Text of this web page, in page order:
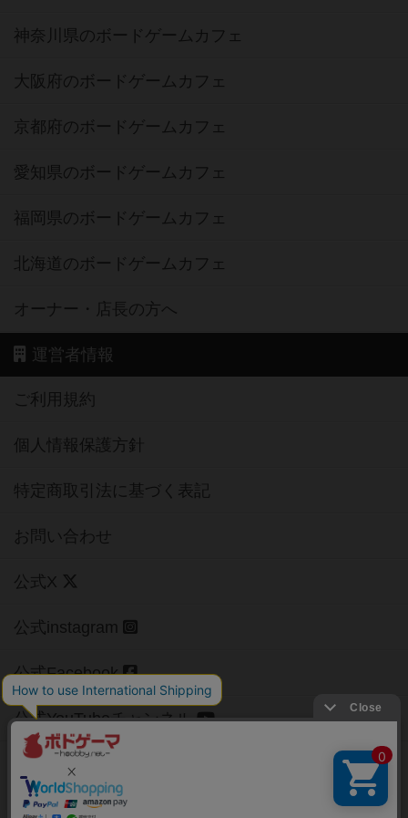
神奈川県のボードゲームカフェ
大阪府のボードゲームカフェ
京都府のボードゲームカフェ
愛知県のボードゲームカフェ
福岡県のボードゲームカフェ
北海道のボードゲームカフェ
オーナー・店長の方へ
運営者情報
ご利用規約
個人情報保護方針
特定商取引法に基づく表記
お問い合わせ
公式X
公式instagram
公式Facebook
公式YouTubeチャンネル